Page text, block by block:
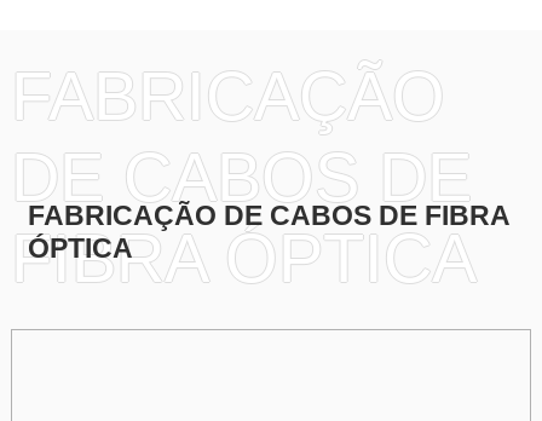
FABRICAÇÃO DE CABOS DE FIBRA
ÓPTICA
FABRICAÇÃO
DE CABOS DE
FIBRA ÓPTICA